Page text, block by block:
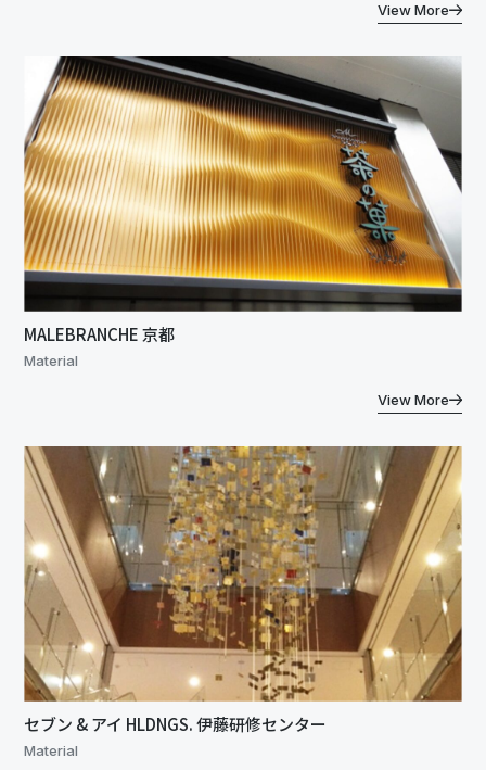
View More
MALEBRANCHE 京都
Material
View More
セブン & アイ HLDNGS. 伊藤研修センター
Material